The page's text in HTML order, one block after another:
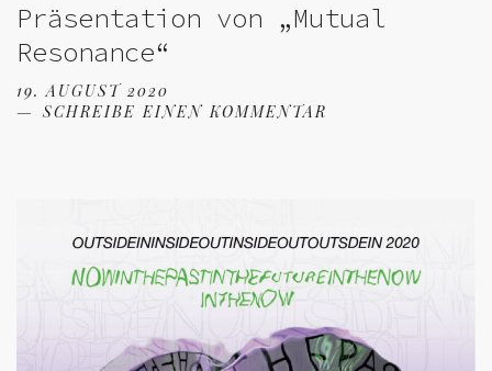
Präsentation von „Mutual
Resonance“
19. AUGUST 2020
SCHREIBE EINEN KOMMENTAR